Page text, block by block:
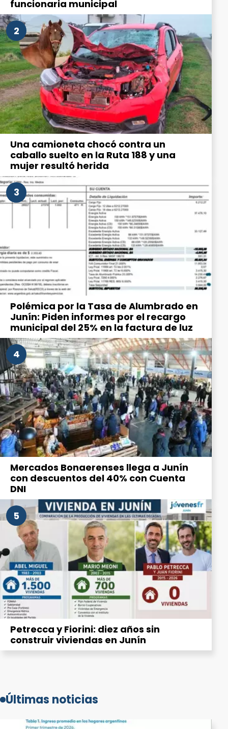
funcionaria municipal
2
Una camioneta chocó contra un
caballo suelto en la Ruta 188 y una
mujer resultó herida
3
Polémica por la Tasa de Alumbrado en
Junín: Piden informes por el recargo
municipal del 25% en la factura de luz
4
Mercados Bonaerenses llega a Junín
con descuentos del 40% con Cuenta
DNI
5
Petrecca y Fiorini: diez años sin
construir viviendas en Junín
Últimas noticias